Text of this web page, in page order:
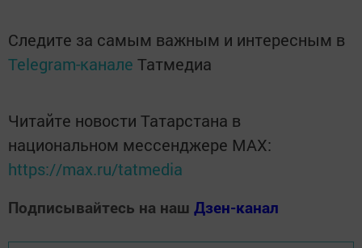
Следите за самым важным и интересным в
Telegram-канале Татмедиа
Читайте новости Татарстана в
национальном мессенджере MАХ:
https://max.ru/tatmedia
Подписывайтесь на наш Дзен-канал